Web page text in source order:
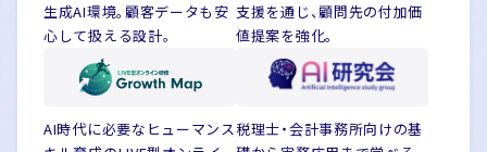
生成AI環境。顧客データも安
心して扱える設計。
支援を通じ、顧問先の付加価
値提案を強化。
AI時代に必要なヒューマンス税理士・会計事務所向けの基